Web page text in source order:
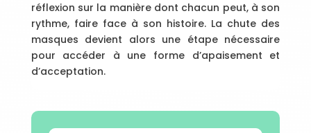
réflexion sur la manière dont chacun peut, à son
rythme, faire face à son histoire. La chute des
masques devient alors une étape nécessaire
pour accéder à une forme d’apaisement et
d’acceptation.